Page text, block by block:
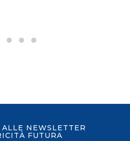
NEWSLETTER
FUTURA